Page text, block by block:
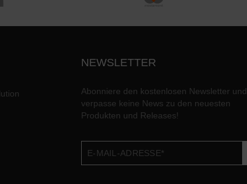
NEWSLETTER
Abonniere den kostenlosen Newsletter und
verpasse keine News zu den neuesten
Produkten und Releases!